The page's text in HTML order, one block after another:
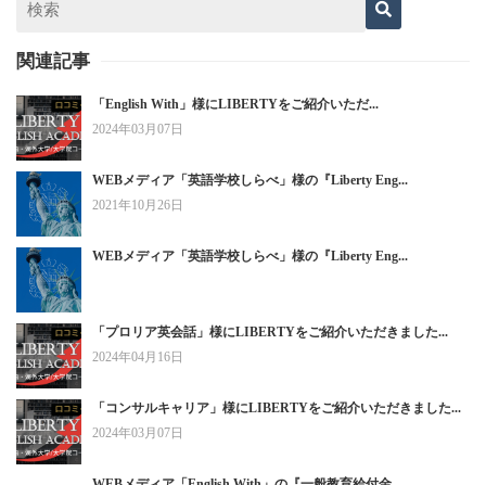
関連記事
「English With」様にLIBERTYをご紹介いただ...
2024年03月07日
WEBメディア「英語学校しらべ」様の『Liberty Eng...
2021年10月26日
WEBメディア「英語学校しらべ」様の『Liberty Eng...
「プロリア英会話」様にLIBERTYをご紹介いただきました...
2024年04月16日
「コンサルキャリア」様にLIBERTYをご紹介いただきました...
2024年03月07日